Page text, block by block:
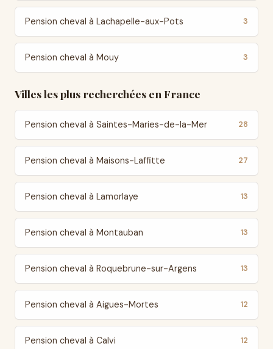
Pension cheval à Lachapelle-aux-Pots 3
Pension cheval à Mouy 3
Villes les plus recherchées en France
Pension cheval à Saintes-Maries-de-la-Mer 28
Pension cheval à Maisons-Laffitte 27
Pension cheval à Lamorlaye 13
Pension cheval à Montauban 13
Pension cheval à Roquebrune-sur-Argens 13
Pension cheval à Aigues-Mortes 12
Pension cheval à Calvi 12